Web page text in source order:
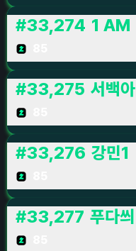
#33,274 1 AM
#33,275 서백아
#33,276 강민1
#33,277 푸다씌